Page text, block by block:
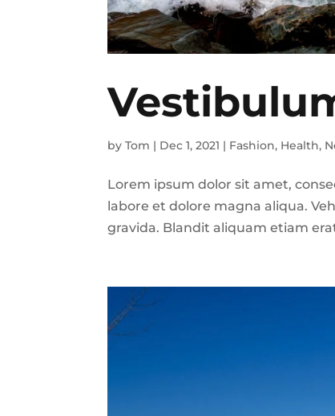
byTom | Dec 1, 2021 | Fashion, Health,
Lorem ipsum dolor sit amet,
labore et dolore magna aliqua.
gravida. Blandit aliquam etiam